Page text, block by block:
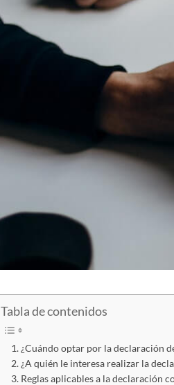
Tabla de contenidos
¿Cuándo optar por la declaración
¿A quién le interesa realizar la
Reglas aplicables a la declaración